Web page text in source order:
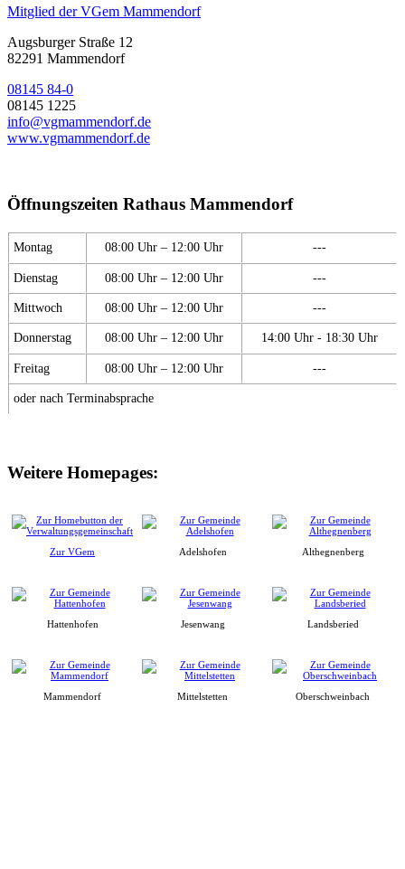
Mitglied der VGem Mammendorf
Augsburger Straße 12
82291 Mammendorf
08145 84-0
08145 1225
info@vgmammendorf.de
www.vgmammendorf.de
Öffnungszeiten Rathaus Mammendorf
Montag 08:00 Uhr – 12:00 Uhr ---
Dienstag 08:00 Uhr – 12:00 Uhr ---
Mittwoch 08:00 Uhr – 12:00 Uhr ---
Donnerstag 08:00 Uhr – 12:00 Uhr 14:00 Uhr - 18:30 Uhr
Freitag 08:00 Uhr – 12:00 Uhr ---
oder nach Terminabsprache
Weitere Homepages:
Zur VGem Adelshofen Althegnenberg
Hattenhofen Jesenwang Landsberied
Mammendorf Mittelstetten Oberschweinbach